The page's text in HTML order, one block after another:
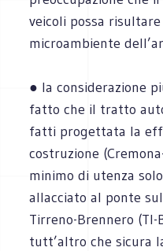
veicoli possa
microambiente
● la considerazione
fatto che il tratto
fatti progettata la
costruzione
minimo di utenza
allacciato al ponte
Tirreno-Brennero (TI-
tutt’altro che sicura